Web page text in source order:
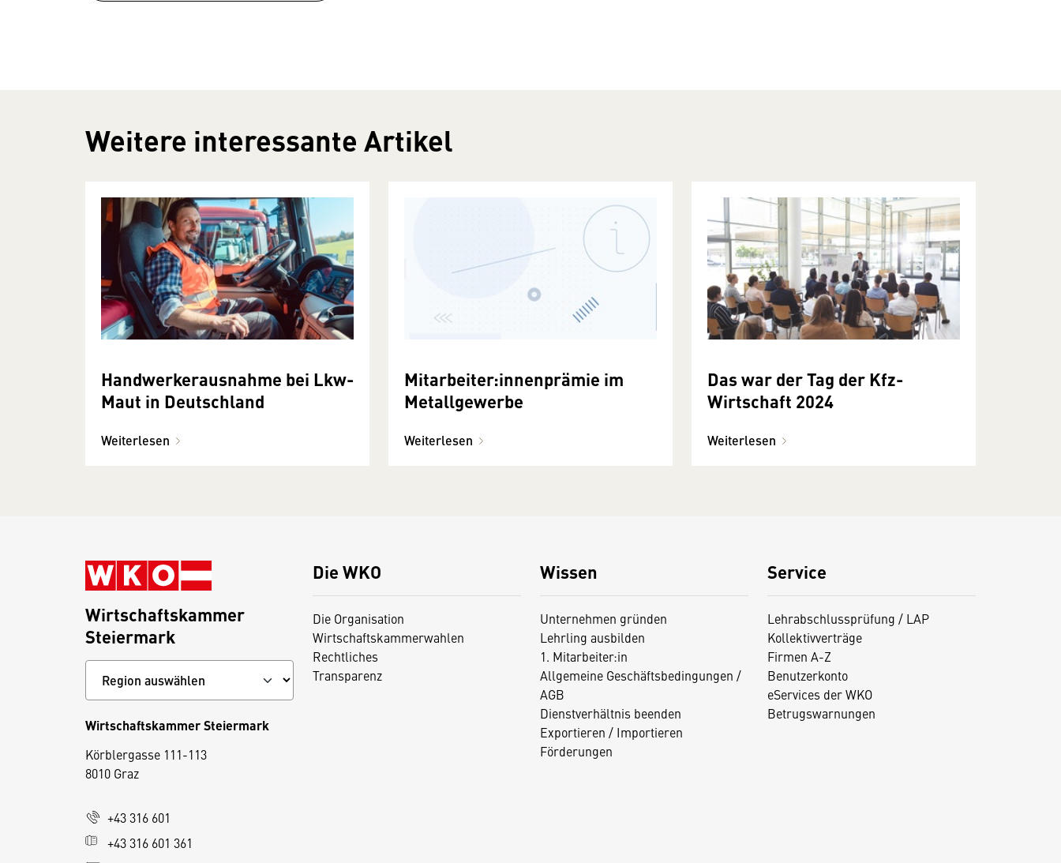
Weitere interessante Artikel
Handwerkerausnahme bei Lkw-
Maut in Deutschland
Weiterlesen
Mitarbeiter:innenprämie im
Metallgewerbe
Weiterlesen
Das war der Tag der Kfz-
Wirtschaft 2024
Weiterlesen
Die WKO
Die Organisation
Wirtschaftskammerwahlen
Rechtliches
Transparenz
Wissen
Unternehmen gründen
Lehrling ausbilden
1. Mitarbeiter:in
Allgemeine Geschäftsbedingungen /
AGB
Dienstverhältnis beenden
Exportieren / Importieren
Förderungen
Service
Lehrabschlussprüfung / LAP
Kollektivverträge
Firmen A-Z
Benutzerkonto
eServices der WKO
Betrugswarnungen
Wirtschaftskammer
Steiermark
Wirtschaftskammer Steiermark
Körblergasse 111-113
8010 Graz
+43 316 601
+43 316 601 361